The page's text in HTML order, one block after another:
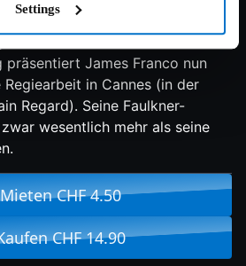
Settings
auf der Berlinale und "Oz - The
einem neuen Buch sowie einer
präsentiert James Franco nun
in Cannes (in der
Regard). Seine Faulkner-
wesentlich mehr als seine
Mieten CHF 4.50
CHF 14.90